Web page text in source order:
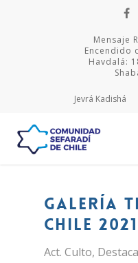
Mensaje
Encendido
Havdalá:
Jevrá Kadishá
Hit enter to search
Galería
Chile 2021
Act. Culto,